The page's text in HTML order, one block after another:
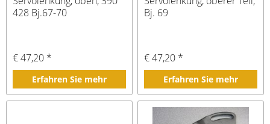
428 Bj.67-70
€ 47,20 *
Erfahren Sie mehr
Bj. 69
€ 47,20 *
Erfahren Sie mehr